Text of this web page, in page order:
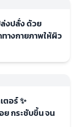
งปลั่ง ด้วย
างกายภาพให้ผิว
อร์ ✨
กระชับขึ้น จน